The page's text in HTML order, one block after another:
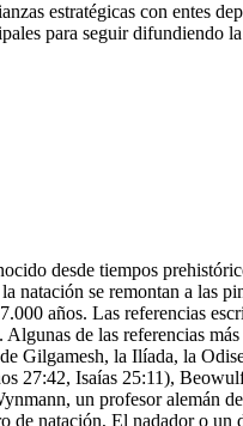
estratégicas con entes
para seguir difundiendo
desde tiempos
natación se remontan a las
años. Las referencias
de las referencias más
Gilgamesh, la Ilíada, la
27:42, Isaías 25:11),
un profesor alemán
de natación, El nadador o un